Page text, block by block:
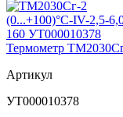
Термометр
Артикул
УТ000010378